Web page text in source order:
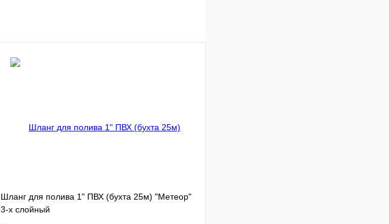
Шланг для полива 1" ПВХ (бухта 25м) "Метеор"
3-х слойный